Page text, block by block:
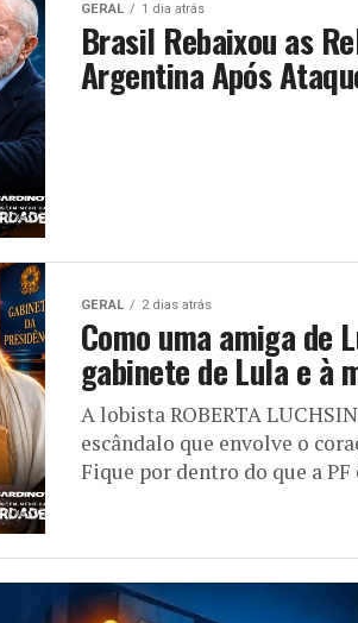
GERAL 1 dia atrás
Brasil Rebaixou as
Argentina Após
GERAL 2 dias atrás
Como uma amiga de
gabinete de Lula e à
A lobista ROBERTA
escândalo que envolve o
Fique por dentro do que a